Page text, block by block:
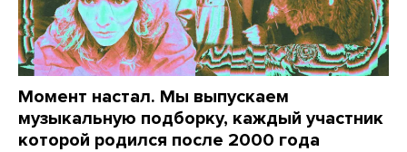
Момент настал. Мы выпускаем
музыкальную подборку, каждый участник
которой родился после 2000 года